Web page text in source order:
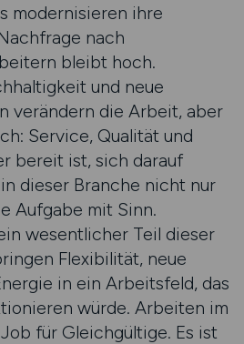
modernisieren ihre
nach
bleibt hoch.
und neue
verändern die Arbeit, aber
Service, Qualität und
bereit ist, sich darauf
dieser Branche nicht nur
Aufgabe mit Sinn.
wesentlicher Teil dieser
Flexibilität, neue
in ein Arbeitsfeld, das
würde. Arbeiten im
für Gleichgültige. Es ist